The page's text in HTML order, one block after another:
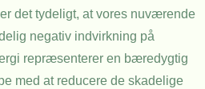
det tydeligt, at vores nuværende
negativ indvirkning på
repræsenterer en bæredygtig
med at reducere de skadelige